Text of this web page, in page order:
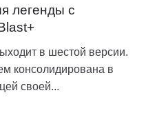
легенды с
в шестой версии.
консолидирована в
своей...